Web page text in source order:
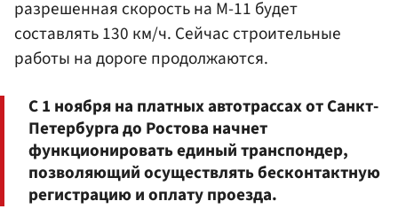
разрешенная скорость на М-11 будет
составлять 130 км/ч. Сейчас строительные
работы на дороге продолжаются.
С 1 ноября на платных автотрассах от Санкт-
Петербурга до Ростова начнет
функционировать единый транспондер,
позволяющий осуществлять бесконтактную
регистрацию и оплату проезда.